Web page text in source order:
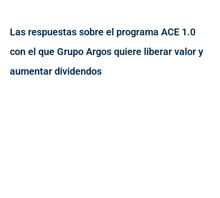
Las respuestas sobre el programa ACE 1.0
con el que Grupo Argos quiere liberar valor y
aumentar dividendos